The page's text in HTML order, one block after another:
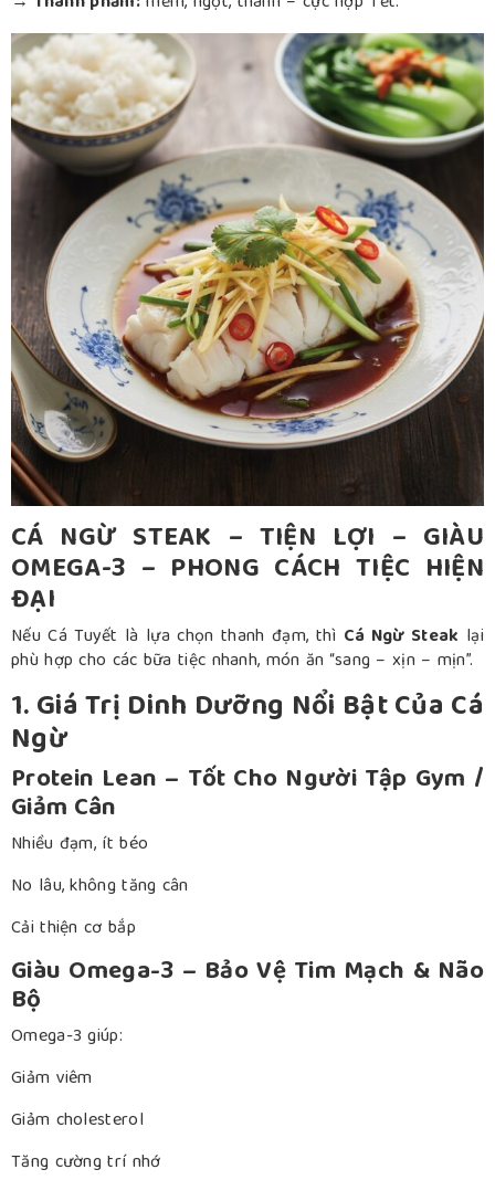
CÁ NGỪ STEAK – TIỆN LỢI – GIÀU
OMEGA-3 – PHONG CÁCH TIỆC HIỆN
ĐẠI
Nếu Cá Tuyết là lựa chọn thanh đạm, thì Cá Ngừ Steak lại
phù hợp cho các bữa tiệc nhanh, món ăn “sang – xịn – mịn”.
1. Giá Trị Dinh Dưỡng Nổi Bật Của Cá
Ngừ
Protein Lean – Tốt Cho Người Tập Gym /
Giảm Cân
Nhiều đạm, ít béo
No lâu, không tăng cân
Cải thiện cơ bắp
Giàu Omega-3 – Bảo Vệ Tim Mạch & Não
Bộ
Omega-3 giúp:
Giảm viêm
Giảm cholesterol
Tăng cường trí nhớ